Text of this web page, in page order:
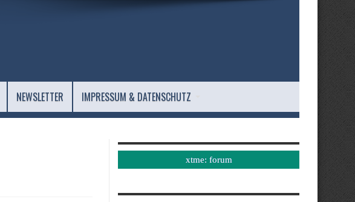
NEWSLETTER IMPRESSUM & DATENSCHUTZ
xtme: forum